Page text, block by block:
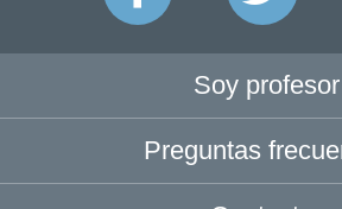
Soy profesor
Preguntas